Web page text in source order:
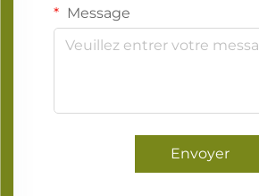
Message
Envoyer